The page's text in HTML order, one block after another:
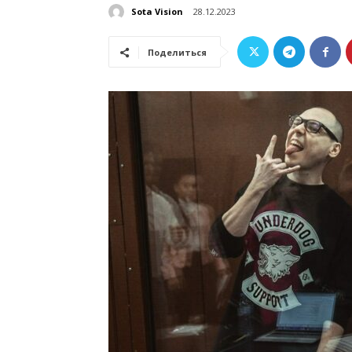
Sota Vision 28.12.2023
Поделиться